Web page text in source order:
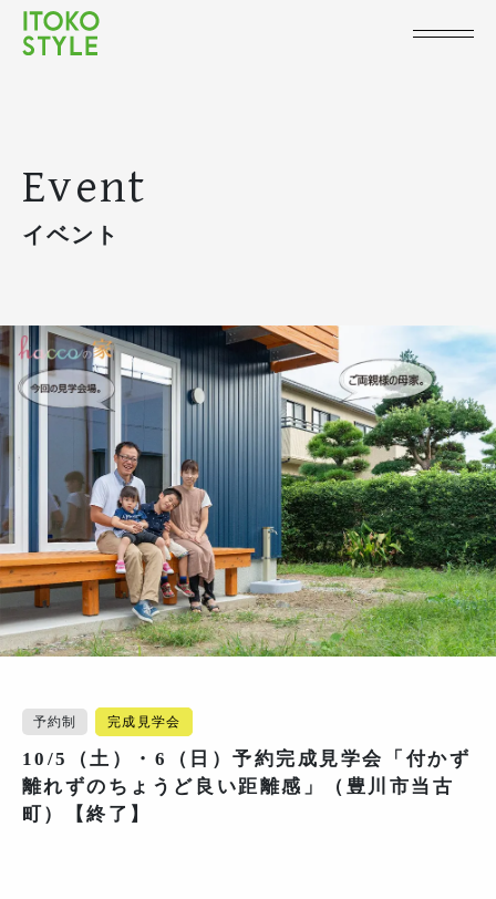
Event
イベント
予約制 完成見学会
10/5（土）・6（日）予約完成見学会「付かず
離れずのちょうど良い距離感」（豊川市当古
町）【終了】